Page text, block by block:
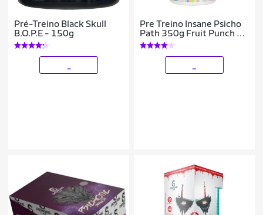
Pré-Treino Black Skull
B.O.P.E - 150g
Pre Treino Insane Psicho
Path 350g Fruit Punch -
Demons Lab